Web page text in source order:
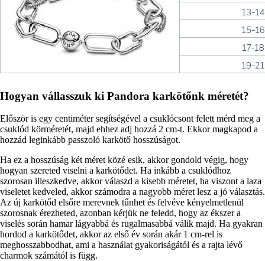
Hogyan vállasszuk ki Pandora karkötőnk méretét?
Először is egy centiméter segítségével a csuklócsont felett mérd meg a
csuklód körméretét, majd ehhez adj hozzá 2 cm-t. Ekkor magkapod a
hozzád leginkább passzoló karkötő hosszúságot.
Ha ez a hosszúság két méret közé esik, akkor gondold végig, hogy
hogyan szereted viselni a karkötődet. Ha inkább a csuklódhoz
szorosan illeszkedve, akkor válaszd a kisebb méretet, ha viszont a laza
viseletet kedveled, akkor számodra a nagyobb méret lesz a jó választás.
Az új karkötőd elsőre merevnek tűnhet és felvéve kényelmetlenül
szorosnak érezheted, azonban kérjük ne feledd, hogy az ékszer a
viselés során hamar lágyabbá és rugalmasabbá válik majd. Ha gyakran
hordod a karkötődet, akkor az első év során akár 1 cm-rel is
meghosszabbodhat, ami a használat gyakoriságától és a rajta lévő
charmok számától is függ.